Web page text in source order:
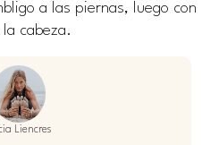
a las piernas, luego con
cabeza.
Liencres